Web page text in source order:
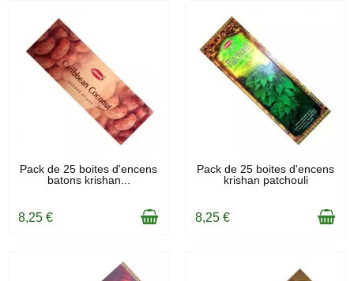
EN STOCK
Pack de 25 boites d'encens
batons krishan...
8,25 €
EN STOCK
Pack de 25 boites d'encens
krishan patchouli
8,25 €